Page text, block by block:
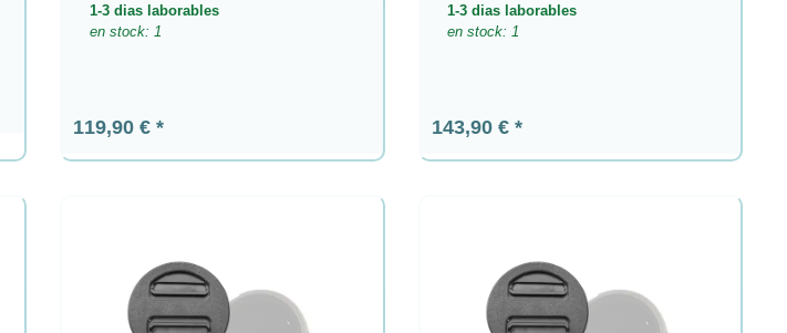
1-3 dias laborables
en stock: 1
Precio normal:
119,90 €
1-3 dias laborables
en stock: 1
Precio normal:
143,90 €